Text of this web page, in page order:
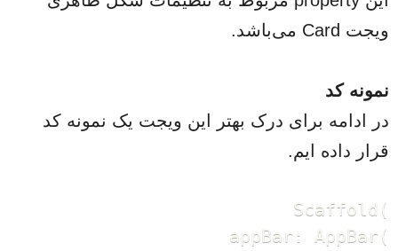
ویجت Card می‌باشد.
نمونه کد
در ادامه برای درک بهتر این ویجت یک نمونه کد
قرار داده ایم.
Scaffold(
      appBar: AppBar(